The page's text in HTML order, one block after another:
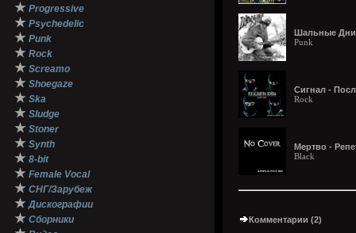
★ Progressive
★ Psychedelic
★ Punk
★ Rock
★ Screamo
★ Shoegaze
★ Ska
★ Sludge
★ Stoner
★ Synth
★ 8-bit
★ Female Vocal
★ СНГ/Зарубеж
★ Дискографии
★ Сборники
Шальные Дни
Punk
Сигнал -
Rock
Мертво -
Black
Комментарии (2)